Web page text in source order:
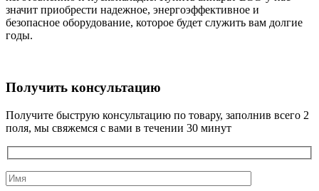
значит приобрести надежное, энергоэффективное и
безопасное оборудование, которое будет служить вам долгие
годы.
Получить консультацию
Получите быструю консультацию по товару, заполнив всего 2
поля, мы свяжемся с вами в течении 30 минут